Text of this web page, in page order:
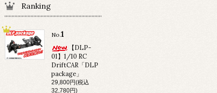
Ranking
No.1
【DLP-
01】1/10 RC
DriftCAR「DLP
package」
29,800円(税込
32,780円)